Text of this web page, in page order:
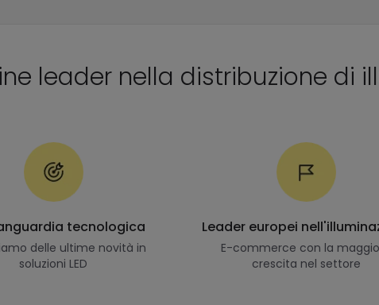
leader nella distribuzione di
tecnologica
delle ultime novità in
soluzioni LED
Leader europei
E-commerce con la
crescita nel settore